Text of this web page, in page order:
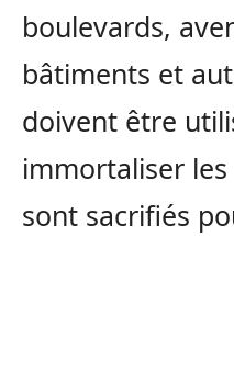
boulevards,
bâtiments et
doivent être
immortaliser
sont sacrifiés